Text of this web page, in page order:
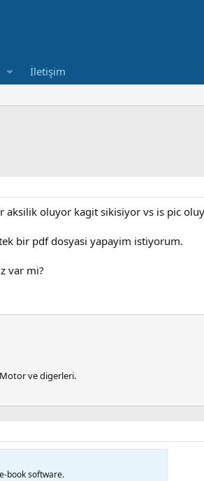
İletişim
aksilik oluyor kagit sikisiyor vs is pic
bir pdf dosyasi yapayim istiyorum.
var mi?
ve digerleri.
book software.